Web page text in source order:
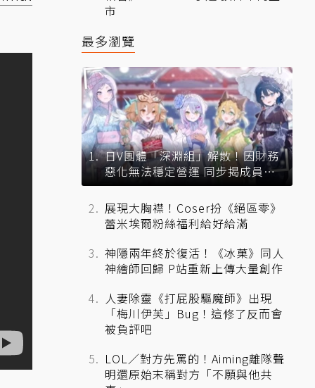
市
最多瀏覽
日V團體「深淵組」解散！因財務
惡化無法穩定營運 同步揭成員未
來去向
展現大胸襟！Coser扮《絕區零》
蕾米埃爾粉絲福利給好給滿
神隱兩年終於復活！《冰菓》同人
神繪師回歸 P站重新上傳大量創作
人妻除靈《打屁股驅魔師》出現
「梅川伊芙」Bug！這修了反而會
被負評吧
LOL／對方先罵的！Aiming離隊聲
明還原始末稱對方「不願與他共